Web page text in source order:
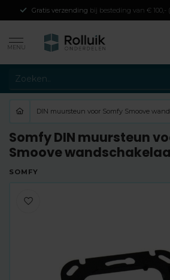
Gratis verzending bij besteding van € 100,-
MENU
DIN muursteun voor Somfy Smoove
Somfy DIN muursteun
Smoove
SOMFY